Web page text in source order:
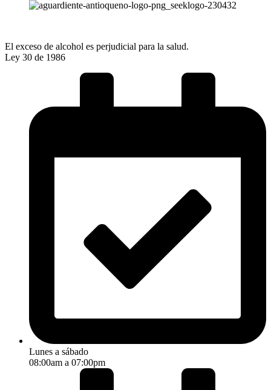
El exceso de alcohol es perjudicial para la salud.
Ley 30 de 1986
Lunes a sábado
08:00am a 07:00pm